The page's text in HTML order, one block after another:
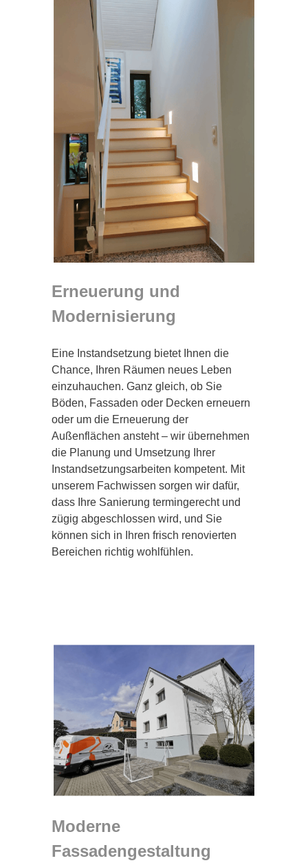
Erneuerung und
Modernisierung
Eine Instandsetzung bietet Ihnen die
Chance, Ihren Räumen neues Leben
einzuhauchen. Ganz gleich, ob Sie
Böden, Fassaden oder Decken erneuern
oder um die Erneuerung der
Außenflächen ansteht – wir übernehmen
die Planung und Umsetzung Ihrer
Instandsetzungsarbeiten kompetent. Mit
unserem Fachwissen sorgen wir dafür,
dass Ihre Sanierung termingerecht und
zügig abgeschlossen wird, und Sie
können sich in Ihren frisch renovierten
Bereichen richtig wohlfühlen.
Moderne
Fassadengestaltung